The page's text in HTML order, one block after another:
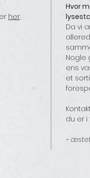
her.
Hvor
Da vi
Nogle
ens
et
du er i
~